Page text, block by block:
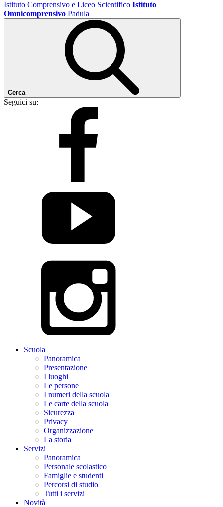
Istituto Comprensivo e Liceo Scientifico Istituto
Omnicomprensivo Padula
Cerca
Seguici su:
Scuola
Panoramica
Presentazione
I luoghi
Le persone
I numeri della scuola
Le carte della scuola
Sicurezza
Privacy
Organizzazione
La storia
Servizi
Panoramica
Personale scolastico
Famiglie e studenti
Percorsi di studio
Tutti i servizi
Novità